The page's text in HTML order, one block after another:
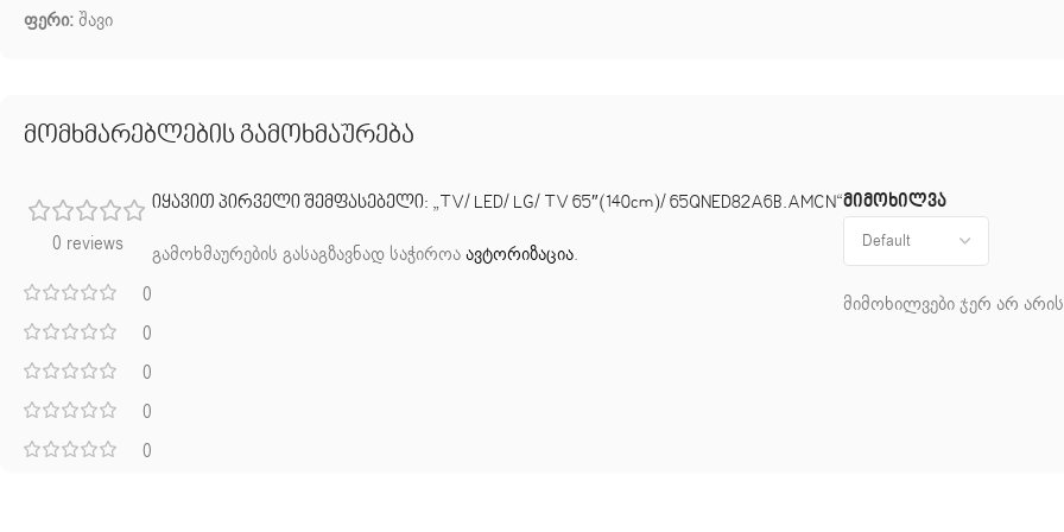
ფერი:შავი
მომხმარებლების გამოხმაურება
0 reviews
0
0
0
0
0
მიმოხილვა
მიმოხილვები ჯერ არ
იყავით პირველი შემფასებელი: „TV/ LED/ LG/ TV 65″(140cm)/ 65QNED82A6B.AMCN“
გამოხმაურების გასაგზავნად საჭიროაავტორიზაცია.